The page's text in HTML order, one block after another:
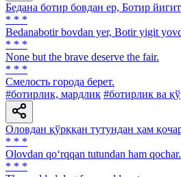
Бедана ботир бовдан ер, Ботир
* * *
Bedanabotir bovdan yer, Botir yigit
* * *
None but the brave deserve the fair.
* * *
Смелость города берет.
#ботирлик, мардлик #ботирлик ва
Оловдан қўрққан тутундан ҳам
* * *
Olovdan qo‘rqqan tutundan ham qochar.
* * *